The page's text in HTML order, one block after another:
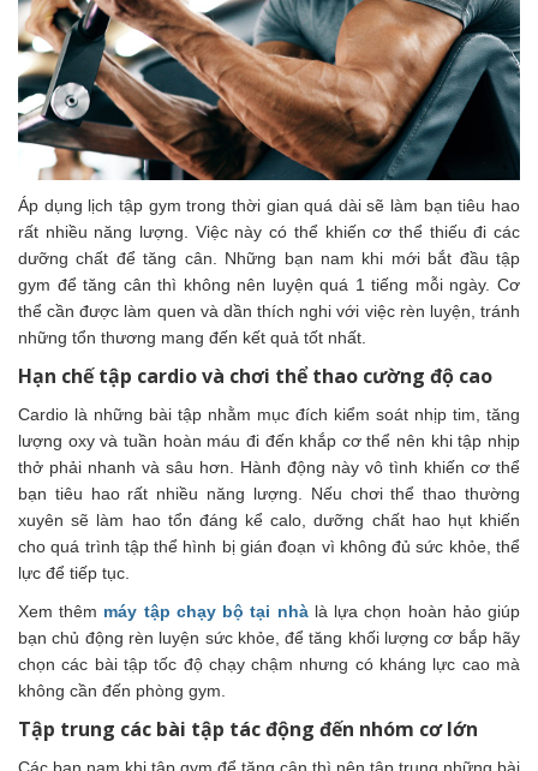
Áp dụng lịch tập gym trong thời gian quá dài sẽ làm bạn tiêu hao
rất nhiều năng lượng. Việc này có thể khiến cơ thể thiếu đi các
dưỡng chất để tăng cân. Những bạn nam khi mới bắt đầu tập
gym để tăng cân thì không nên luyện quá 1 tiếng mỗi ngày. Cơ
thể cần được làm quen và dần thích nghi với việc rèn luyện, tránh
những tổn thương mang đến kết quả tốt nhất.
Hạn chế tập cardio và chơi thể thao cường độ cao
Cardio là những bài tập nhằm mục đích kiểm soát nhịp tim, tăng
lượng oxy và tuần hoàn máu đi đến khắp cơ thể nên khi tập nhịp
thở phải nhanh và sâu hơn. Hành động này vô tình khiến cơ thể
bạn tiêu hao rất nhiều năng lượng. Nếu chơi thể thao thường
xuyên sẽ làm hao tổn đáng kể calo, dưỡng chất hao hụt khiến
cho quá trình tập thể hình bị gián đoạn vì không đủ sức khỏe, thể
lực để tiếp tục.
Xem thêm máy tập chạy bộ tại nhàlà lựa chọn hoàn hảo giúp
bạn chủ động rèn luyện sức khỏe, để tăng khối lượng cơ bắp hãy
chọn các bài tập tốc độ chạy chậm nhưng có kháng lực cao mà
không cần đến phòng gym.
Tập trung các bài tập tác động đến nhóm cơ lớn
Các bạn nam khi tập gym để tăng cân thì nên tập trung những bài